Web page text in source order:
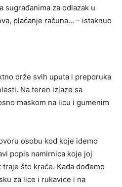
sugrađanima za odlazak u
plaćanje računa… – istaknuo
drže svih uputa i preporuka
Na teren izlaze sa
maskom na licu i gumenim
osobu kod koje idemo
popis namirnica koje joj
što kraće. Kada dođemo
za lice i rukavice i na